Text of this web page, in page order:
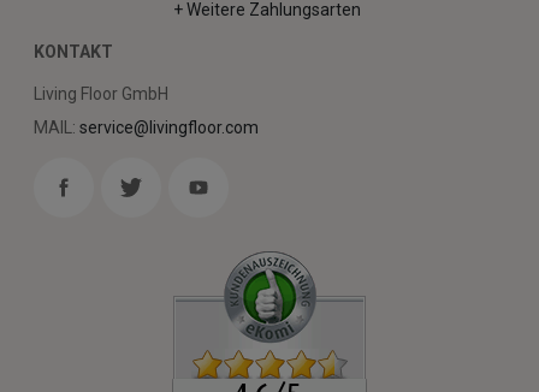
+ Weitere Zahlungsarten
KONTAKT
Living Floor GmbH
MAIL: service@livingfloor.com